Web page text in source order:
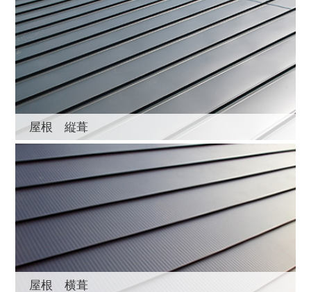
屋根 縦葺
屋根 横葺